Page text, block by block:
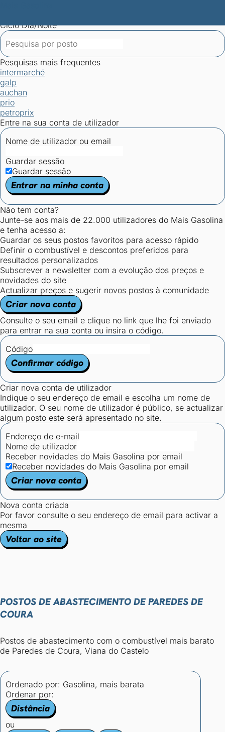
Ciclo Dia/Noite
Pesquisas mais frequentes
intermarché
galp
auchan
prio
petroprix
Entre na sua conta de utilizador
Nome de utilizador ou email
Guardar sessão
Guardar sessão
Entrar na minha conta
Não tem conta?
Junte-se aos mais de 22.000 utilizadores do Mais Gasolina
e tenha acesso a:
Guardar os seus postos favoritos para acesso rápido
Definir o combustível e descontos preferidos para
resultados personalizados
Subscrever a newsletter com a evolução dos preços e
novidades do site
Actualizar preços e sugerir novos postos à comunidade
Criar nova conta
Consulte o seu email e clique no link que lhe foi enviado
para entrar na sua conta ou insira o código.
Código
Confirmar código
Criar nova conta de utilizador
Indique o seu endereço de email e escolha um nome de
utilizador. O seu nome de utilizador é público, se actualizar
algum posto este será apresentado no site.
Endereço de e-mail
Nome de utilizador
Receber novidades do Mais Gasolina por email
Receber novidades do Mais Gasolina por email
Criar nova conta
Nova conta criada
Por favor consulte o seu endereço de email para activar a
mesma
Voltar ao site
POSTOS DE ABASTECIMENTO DE PAREDES DE
COURA
Postos de abastecimento com o combustível mais barato
de Paredes de Coura, Viana do Castelo
Ordenado por: Gasolina, mais barata
Ordenar por:
Distância
ou